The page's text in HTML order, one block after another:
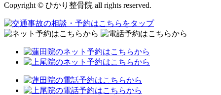
Copyright © ひかり整骨院 all rights reserved.